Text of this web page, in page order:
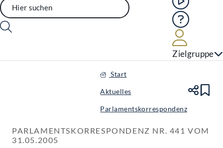
Hilfe
Zielgruppe
Start
Aktuelles
Parlamentskorrespondenz
PARLAMENTSKORRESPONDENZ NR. 441 VOM
31.05.2005